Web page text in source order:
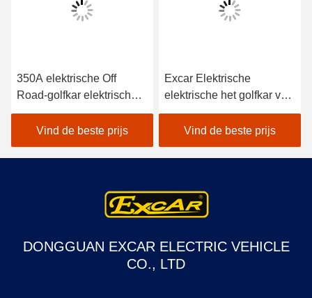
350A elektrische Off
Road-golfkar elektrische
elektrische het golfkar met
4 wielen met fouten van
de de jachtaandrijving
Vind de beste prijs
Excar Elektrische
elektrische het golfkar van
de Jachtkarren voor de
jacht de karren van het de
jachtgolf
Vind de beste prijs
DONGGUAN EXCAR ELECTRIC VEHICLE
CO., LTD